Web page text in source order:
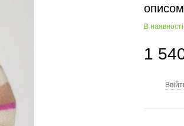
В наявності
1